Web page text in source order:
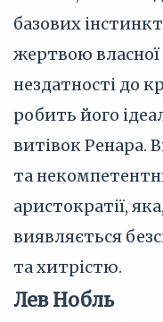
базових
жертвою власної
нездатності до
робить його
витівок Ренара.
та
аристократії,
виявляється
та хитрістю.
Лев Нобль